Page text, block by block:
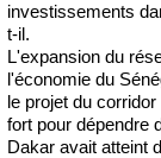
investissements
t-il.
L'expansion du
l'économie du
le projet du
fort pour dépendre
Dakar avait atteint